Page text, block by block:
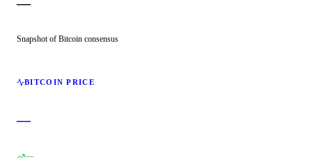
Snapshot of Bitcoin consensus
BITCOIN PRICE
—
—